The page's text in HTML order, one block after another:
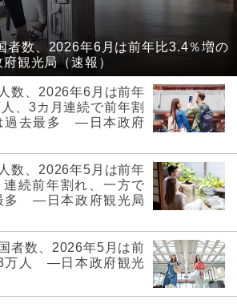
者数、2026年6月は前年比3.4％増の
観光局（速報）
数、2026年6月は前年
、3カ月連続で前年割
過去最多 ―日本政府
数、2026年5月は前年
続前年割れ、一方で
多 ―日本政府観光局
者数、2026年5月は前
万人 ―日本政府観光